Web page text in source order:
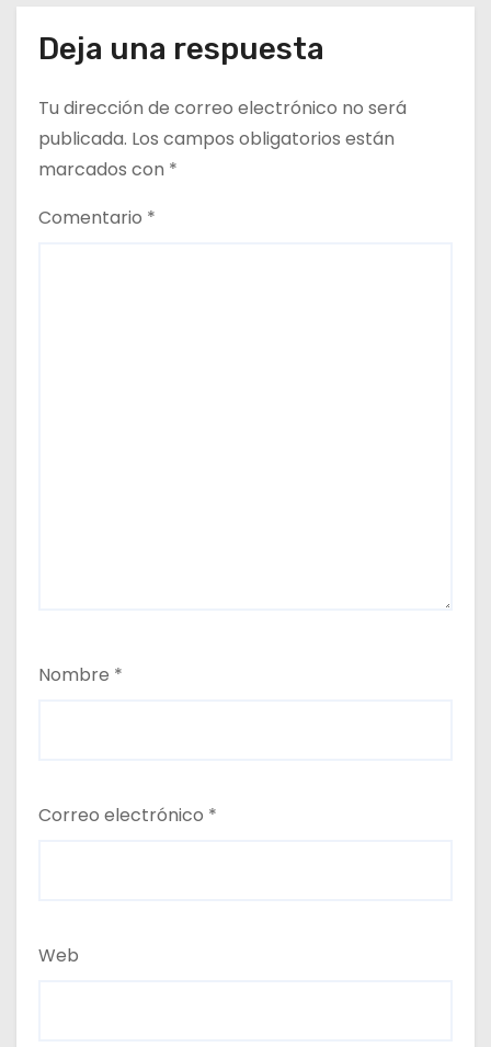
r
d
a
s
Deja una respuesta
Tu dirección de correo electrónico no será
publicada. Los campos obligatorios están
marcados con *
Comentario *
Nombre *
Correo electrónico *
Web